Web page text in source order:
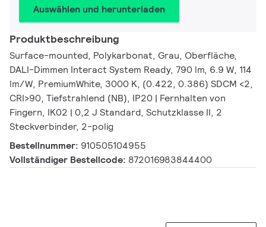
Auswählen und herunterladen
Produktbeschreibung
Surface-mounted, Polykarbonat, Grau, Oberfläche,
DALI-Dimmen Interact System Ready, 790 lm, 6.9 W, 114
lm/W, PremiumWhite, 3000 K, (0.422, 0.386) SDCM <2,
CRI>90, Tiefstrahlend (NB), IP20 | Fernhalten von
Fingern, IK02 | 0,2 J Standard, Schutzklasse II, 2
Steckverbinder, 2-polig
Bestellnummer: 910505104955
Vollständiger Bestellcode: 872016983844400